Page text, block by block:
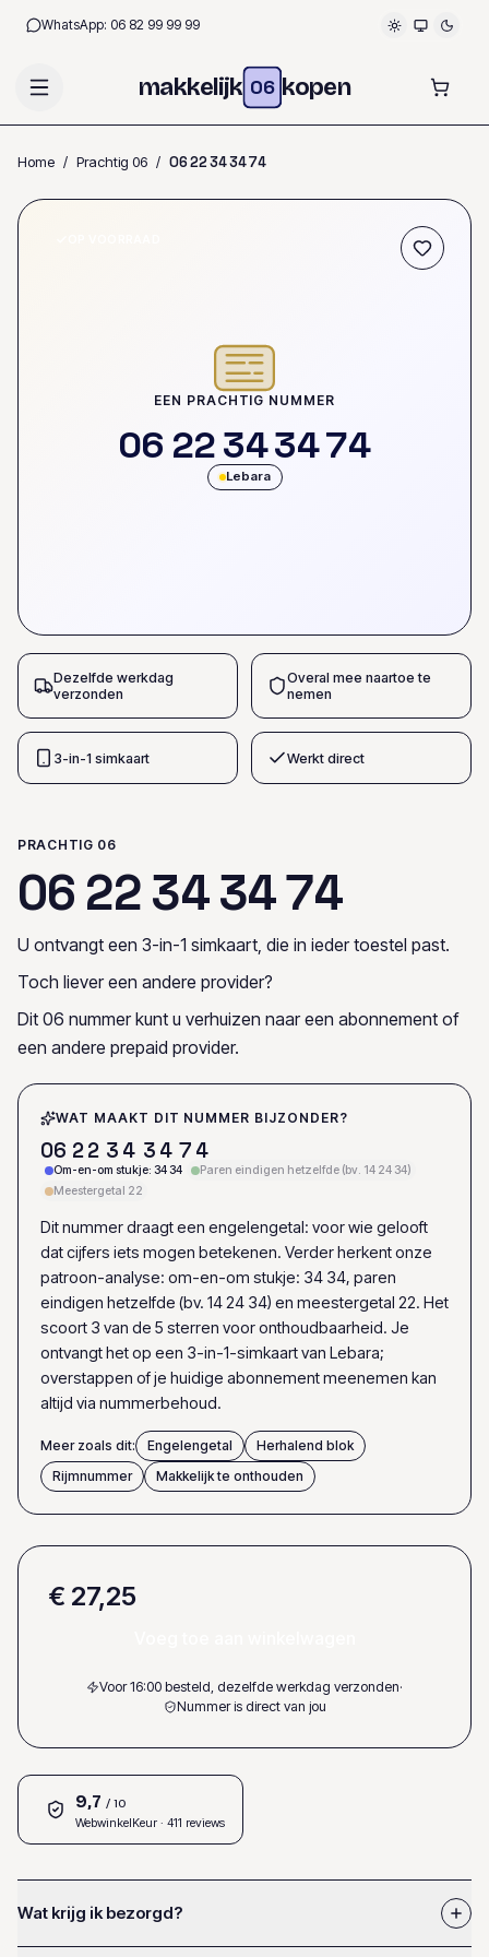
WhatsApp: 06 82 99 99 99
makkelijk 06 kopen
Home / Prachtig 06 / 0622343474
EEN PRACHTIG NUMMER
06 22343474
Lebara
Dezelfde werkdag
verzonden
Overal mee naartoe te
nemen
3-in-1 simkaart Werkt direct
PRACHTIG 06
06 22343474
U ontvangt een 3-in-1 simkaart, die in ieder toestel past.
Toch liever een andere provider?
Dit 06 nummer kunt u verhuizen naar een abonnement of
een andere prepaid provider.
WAT MAAKT DIT NUMMER BIJZONDER?
06 22 3 4 3 4 7 4
Om-en-om stukje: 34 34
Paren eindigen hetzelfde (bv. 14 24 34)
Meestergetal 22
Dit nummer draagt een engelengetal: voor wie gelooft
dat cijfers iets mogen betekenen. Verder herkent onze
patroon-analyse: om-en-om stukje: 34 34, paren
eindigen hetzelfde (bv. 14 24 34) en meestergetal 22. Het
scoort 3 van de 5 sterren voor onthoudbaarheid. Je
ontvangt het op een 3-in-1-simkaart van Lebara;
overstappen of je huidige abonnement meenemen kan
altijd via nummerbehoud.
Meer zoals dit: Engelengetal
Herhalend blok
Rijmnummer
Makkelijk te onthouden
€ 27,25
Voor 16:00 besteld, dezelfde werkdag verzonden·
Nummer is direct van jou
9,7 / 10
WebwinkelKeur · 411 reviews
Wat krijg ik bezorgd?